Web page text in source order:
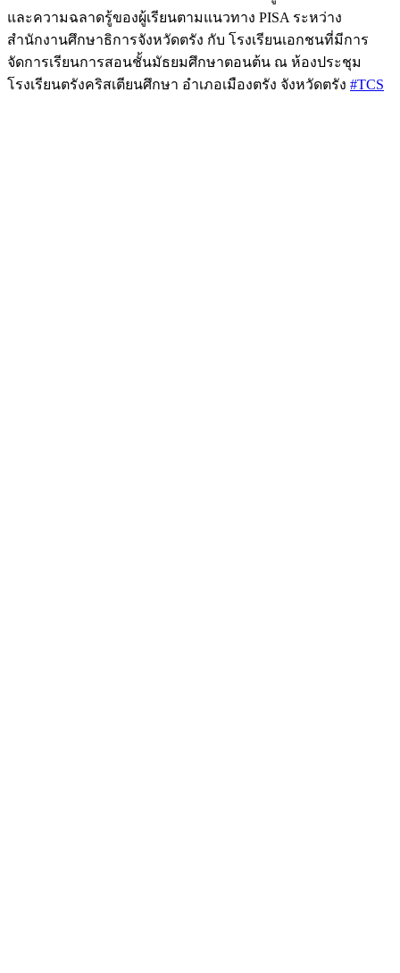
และความฉลาดรู้ของผู้เรียนตามแนวทาง PISA ระหว่าง
สำนักงานศึกษาธิการจังหวัดตรัง กับ โรงเรียนเอกชนที่มีการ
จัดการเรียนการสอนชั้นมัธยมศึกษาตอนต้น ณ ห้องประชุม
โรงเรียนตรังคริสเตียนศึกษา อำเภอเมืองตรัง จังหวัดตรัง #TCS